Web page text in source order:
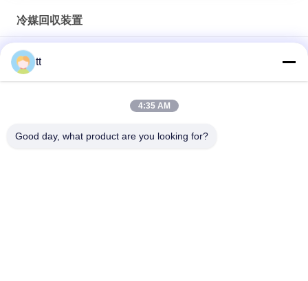
シ
ー
ポ
冷媒回収装置
冷却する回復機械フレオンの満ちる貸出記録装置
再充電 r134a の回復機械冷凍の回復単位およびガスは機械を満
tt
4:35 AM
Good day, what product are you looking for?